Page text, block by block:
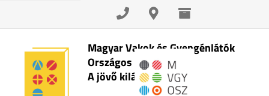
Skip
content
Magyar Vakok és Gyengénlátók
Országos Szövetsége
A jövő kilátásai